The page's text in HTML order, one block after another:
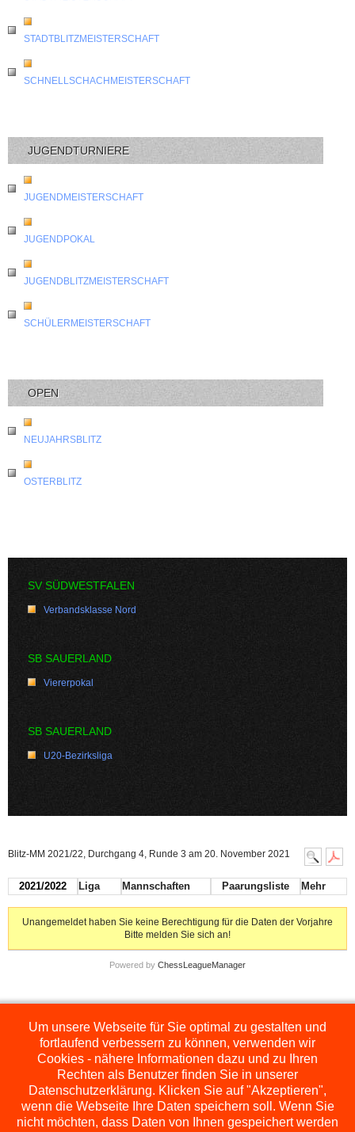
STADTBLITZMEISTERSCHAFT
SCHNELLSCHACHMEISTERSCHAFT
JUGENDTURNIERE
JUGENDMEISTERSCHAFT
JUGENDPOKAL
JUGENDBLITZMEISTERSCHAFT
SCHÜLERMEISTERSCHAFT
OPEN
NEUJAHRSBLITZ
OSTERBLITZ
SV SÜDWESTFALEN
Verbandsklasse Nord
SB SAUERLAND
Viererpokal
SB SAUERLAND
U20-Bezirksliga
Blitz-MM 2021/22, Durchgang 4, Runde 3 am 20. November 2021
2021/2022 Liga Mannschaften Paarungsliste Mehr
Unangemeldet haben Sie keine Berechtigung für die Daten der Vorjahre
Bitte melden Sie sich an!
Powered by ChessLeagueManager
Die hier dargestellten Ligen werden extern angezeigt und befinden sich im
Orginal aufhttp://www.schachbezirksauerland.de/635/2/index.php
Um unsere Webseite für Sie optimal zu gestalten und
fortlaufend verbessern zu können, verwenden wir
Cookies - nähere Informationen dazu und zu Ihren
Rechten als Benutzer finden Sie in unserer
Datenschutzerklärung. Klicken Sie auf "Akzeptieren",
wenn die Webseite Ihre Daten speichern soll. Wenn Sie
nicht möchten, dass Daten von Ihnen gespeichert werden